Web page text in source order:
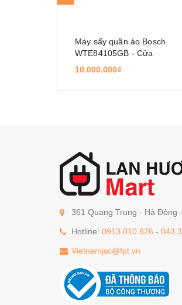
Máy sấy quần áo Bosch
WTE84105GB - Cửa
trước, 7 Kg
10.000.000₫
361 Quang Trung - Hà Đông
Hotline: 0913.010.926 -
Vietnamjsc@fpt.vn